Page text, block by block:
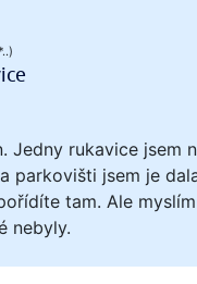
Jedny rukavice jsem
parkovišti jsem je
tam. Ale
nebyly.